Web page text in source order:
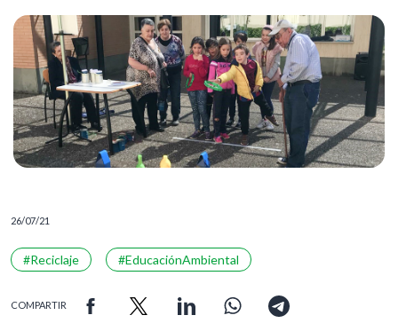
26/07/21
#Reciclaje #EducaciónAmbiental
COMPARTIR